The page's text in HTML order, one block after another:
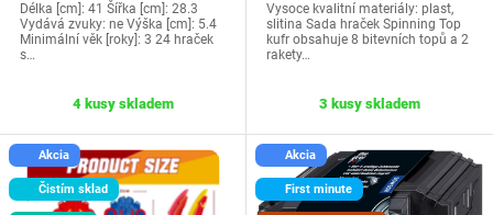
Délka [cm]: 41 Šířka [cm]: 28.3
Vydává zvuky: ne Výška [cm]: 5.4
Minimální věk [roky]: 3 24 hraček
s…
4 kusy skladem
Vysoce kvalitní materiály: plast,
slitina Sada hraček Spinning Top
kufr obsahuje 8 bitevních topů a 2
rakety…
3 kusy skladem
Akcia
Čistím sklad
Akcia
First minute